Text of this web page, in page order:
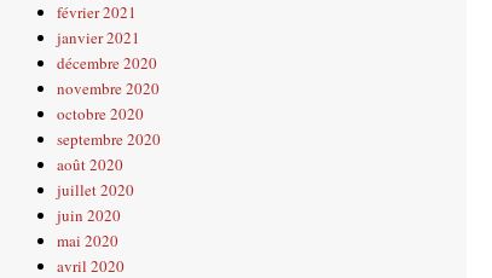
février 2021
janvier 2021
décembre 2020
novembre 2020
octobre 2020
septembre 2020
août 2020
juillet 2020
juin 2020
mai 2020
avril 2020